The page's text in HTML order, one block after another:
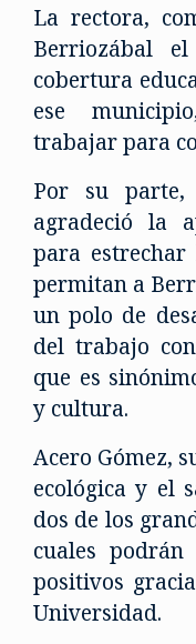
La rectora,
Berriozábal
cobertura
ese
trabajar para
Por su parte,
agradeció la
para estrechar
permitan a
un polo de
del trabajo
que es
y cultura.
Acero Gómez,
ecológica y el
dos de los
cuales podrán
positivos
Universidad.